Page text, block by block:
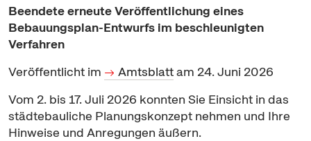
Beendete erneute Veröffentlichung eines
Bebauungsplan-Entwurfs im beschleunigten
Verfahren
Veröffentlicht im
Amtsblattam 24. Juni 2026
Vom 2. bis 17. Juli 2026 konnten Sie Einsicht in das
städtebauliche Planungskonzept nehmen und Ihre
Hinweise und Anregungen äußern.